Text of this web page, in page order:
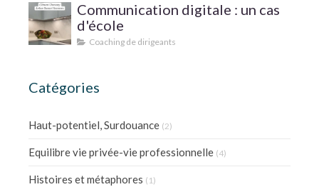
Communication digitale : un cas
d'école
Coaching de dirigeants
Catégories
Haut-potentiel, Surdouance (2)
Equilibre vie privée-vie professionnelle (4)
Histoires et métaphores (1)